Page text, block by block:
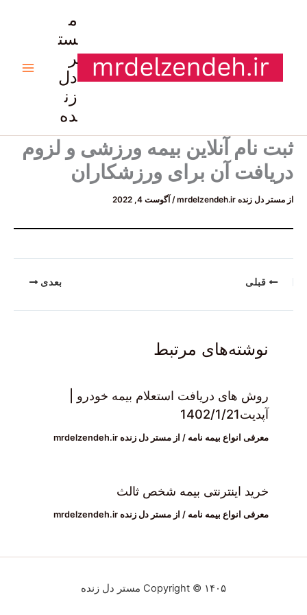
م
ست
ر
دل
زن
ده
ثبت نام آنلاین بیمه ورزشی و لزوم
دریافت آن برای ورزشکاران
از مستر دل زنده mrdelzendeh.ir / آگوست 4, 2022
قبلی بعدی
نوشته‌های مرتبط
روش های دریافت استعلام بیمه خودرو |
آپدیت1402/1/21
معرفی انواع بیمه نامه / از مستر دل زنده mrdelzendeh.ir
خرید اینترنتی بیمه شخص ثالث
معرفی انواع بیمه نامه / از مستر دل زنده mrdelzendeh.ir
Copyright © ۱۴۰۵ مستر دل زنده